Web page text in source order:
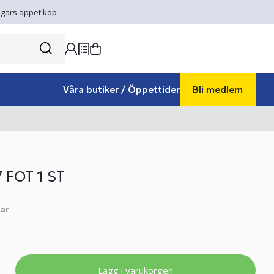
öppet köp
Våra butiker / Öppettider Bli medlem
FOT 1 ST
Lägg i varukorgen